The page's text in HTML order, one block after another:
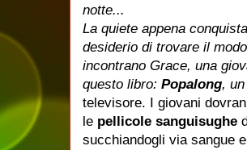
notte...
La quiete appena
desiderio di trovare il
incontrano Grace, una
questo libro: Popalong,
televisore. I giovani
le pellicole sanguisughe
succhiandogli via sangue